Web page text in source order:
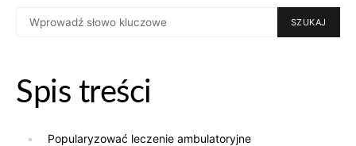
FOR:
SZUKAJ
Spis treści
Popularyzować leczenie ambulatoryjne